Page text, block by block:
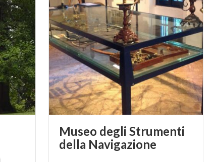
Museo degli Strumenti
della Navigazione